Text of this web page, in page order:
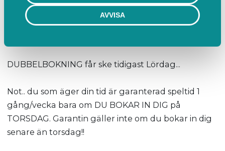
AVVISA
innan. Vid akut förhinder meddela oss via SMS.
DUBBELBOKNING får ske tidigast Lördag...
Not.. du som äger din tid är garanterad speltid 1
gång/vecka bara om DU BOKAR IN DIG på
TORSDAG. Garantin gäller inte om du bokar in dig
senare än torsdag!!